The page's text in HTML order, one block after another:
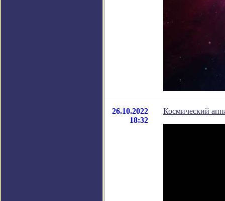
26.10.2022
18:32
Космический